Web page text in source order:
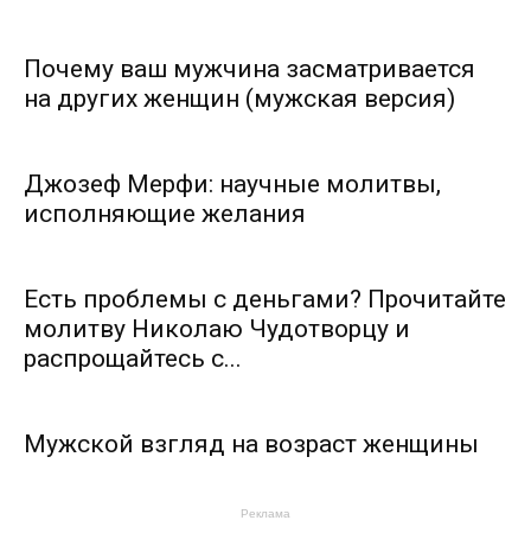
Почему ваш мужчина засматривается
на других женщин (мужская версия)
Джозеф Мерфи: научные молитвы,
исполняющие желания
Есть проблемы с деньгами? Прочитайте
молитву Николаю Чудотворцу и
распрощайтесь с...
Мужской взгляд на возраст женщины
Реклама